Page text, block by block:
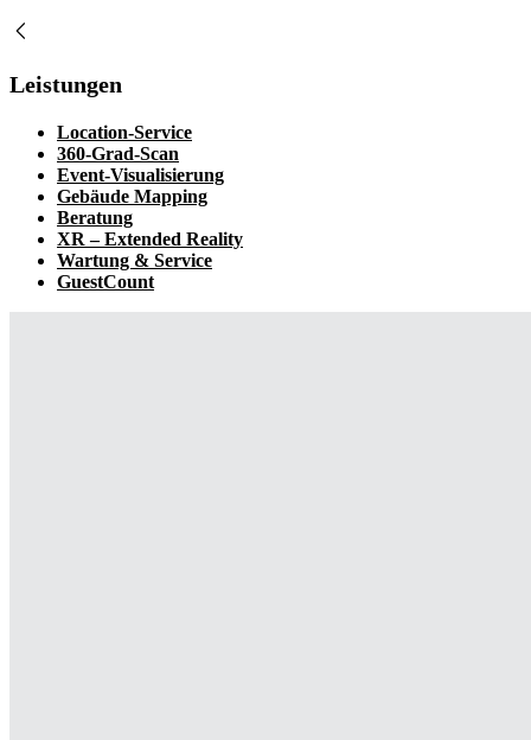
Leistungen
Location-Service
360-Grad-Scan
Event-Visualisierung
Gebäude Mapping
Beratung
XR – Extended Reality
Wartung & Service
GuestCount